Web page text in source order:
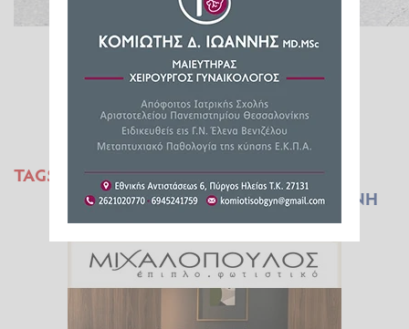
TAGS:
ΑΣΤΥΝΟΜΙΚΑ
ΤΡΟΧΑΙΟ ΑΤΥΧΗΜΑ
ΚΥΛΛΗΝΗ